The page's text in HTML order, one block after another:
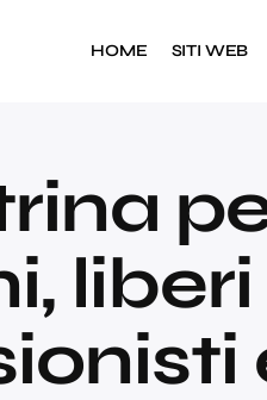
HOME SITI WEB
liberi